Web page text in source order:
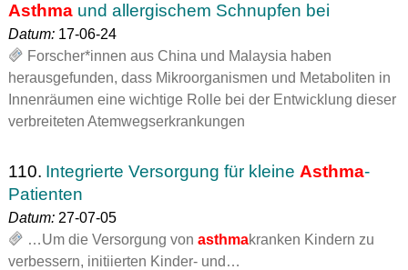
Asthmaund allergischem Schnupfen bei
Datum:17-06-24
Forscher*innen aus China und Malaysia haben
herausgefunden, dass Mikroorganismen und Metaboliten in
Innenräumen eine wichtige Rolle bei der Entwicklung dieser
verbreiteten Atemwegserkrankungen
110. Integrierte Versorgung für kleine Asthma-
Patienten
Datum:27-07-05
…Um die Versorgung von asthmakranken Kindern zu
verbessern, initiierten Kinder- und…